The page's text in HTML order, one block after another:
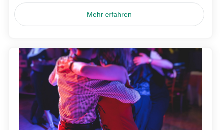
Mehr erfahren